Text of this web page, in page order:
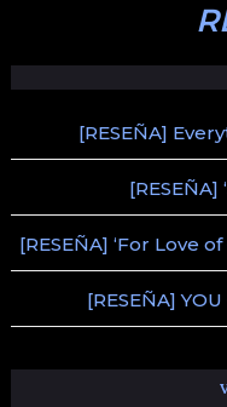
[RESEÑA]
[RESEÑA]
[RESEÑA] ‘For Love
[RESEÑA]